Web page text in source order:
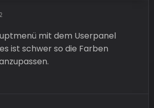
mit dem Userpanel
ist schwer so die Farben